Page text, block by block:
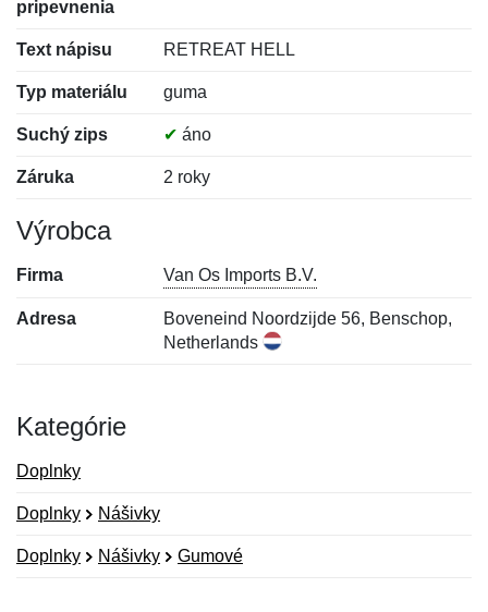
pripevnenia
Text nápisu RETREAT HELL
Typ materiálu guma
Suchý zips ✔ áno
Záruka 2 roky
Výrobca
Firma Van Os Imports B.V.
Adresa
Boveneind Noordzijde 56, Benschop,
Netherlands
Kategórie
Doplnky
Doplnky Nášivky
Doplnky Nášivky Gumové